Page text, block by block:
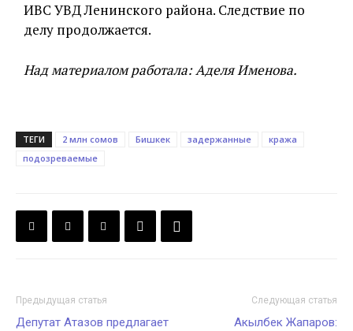
ИВС УВД Ленинского района. Следствие по
делу продолжается.
Над материалом работала: Аделя Именова.
ТЕГИ 2 млн сомов Бишкек задержанные
кража
подозреваемые
Предыдущая статья
Депутат Атазов предлагает
Следующая статья
Акылбек Жапаров: